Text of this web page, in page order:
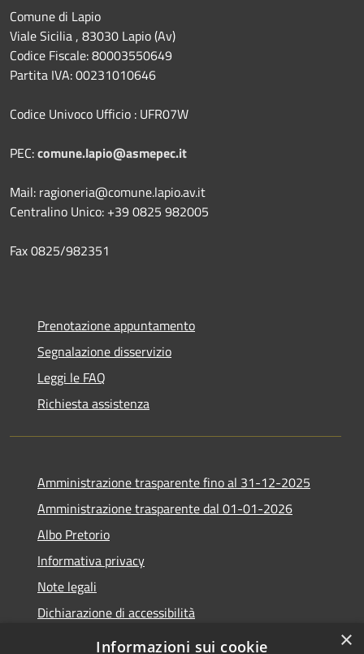
Comune di Lapio
Viale Sicilia , 83030 Lapio (Av)
Codice Fiscale: 80003550649
Partita IVA: 00231010646
Codice Univoco Ufficio : UFR07W
PEC:comune.lapio@asmepec.it
Mail: ragioneria@comune.lapio.av.it
Centralino Unico: +39 0825 982005
Fax 0825/982351
Prenotazione appuntamento
Segnalazione disservizio
Leggi le FAQ
Richiesta assistenza
Amministrazione trasparente fino al 31-12-2025
Amministrazione trasparente dal 01-01-2026
Albo Pretorio
Informativa privacy
Note legali
Dichiarazione di accessibilità
×
Informazioni sui cookie